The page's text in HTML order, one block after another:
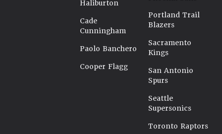
Haliburton
Cade
Cunningham
Paolo Banchero
Cooper Flagg
Portland Trail
Blazers
Sacramento
Kings
San Antonio
Spurs
Seattle
Supersonics
Toronto Raptors